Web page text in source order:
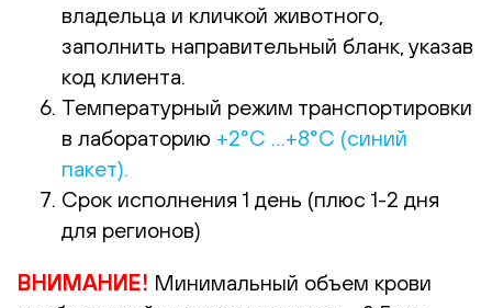
владельца и кличкой животного,
заполнить направительный бланк, указав
код клиента.
Температурный режим транспортировки
в лабораторию +2°С …+8°С (синий
пакет).
Срок исполнения 1 день (плюс 1-2 дня
для регионов)
ВНИМАНИЕ! Минимальный объем крови